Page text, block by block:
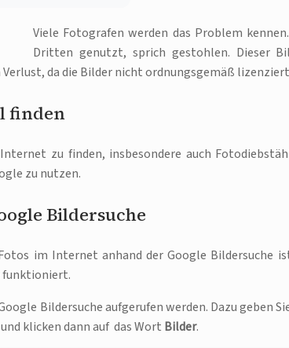
Viele Fotografen werden das Problem
Dritten genutzt, sprich gestohlen. Dieser
da die Bilder nicht ordnungsgemäß
finden
zu finden, insbesondere auch
zu nutzen.
Bildersuche
im Internet anhand der Google Bildersuche
funktioniert.
Bildersuche aufgerufen werden. Dazu geben
klicken dann auf das Wort Bilder.